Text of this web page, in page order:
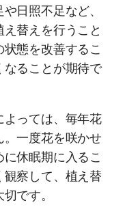
日照不足など、
替えを行うこと
態を改善するこ
ることが期待で
っては、毎年花
一度花を咲かせ
休眠期に入るこ
察して、植え替
です。